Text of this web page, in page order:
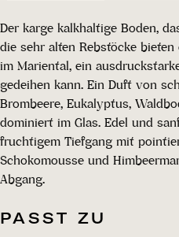
Der karge kalkhaltige Boden,
die sehr alten Rebstöcke
im Mariental, ein
gedeihen kann. Ein Duft von
Brombeere, Eukalyptus,
dominiert im Glas. Edel und
fruchtigem Tiefgang mit
Schokomousse und
Abgang.
PASST ZU